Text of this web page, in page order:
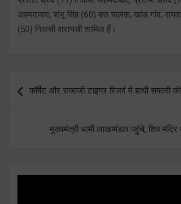
अहमदाबाद, शंभू सिंह (60) बस चालक, खांड गांव,
(50) निवासी वाराणसी शामिल हैं।
navigation
कॉर्बेट और राजाजी टाइगर रिजर्व में हाथी सफारी
मुख्यमंत्री धामी लाखामंडल पहुंचे, शिव मंदिर